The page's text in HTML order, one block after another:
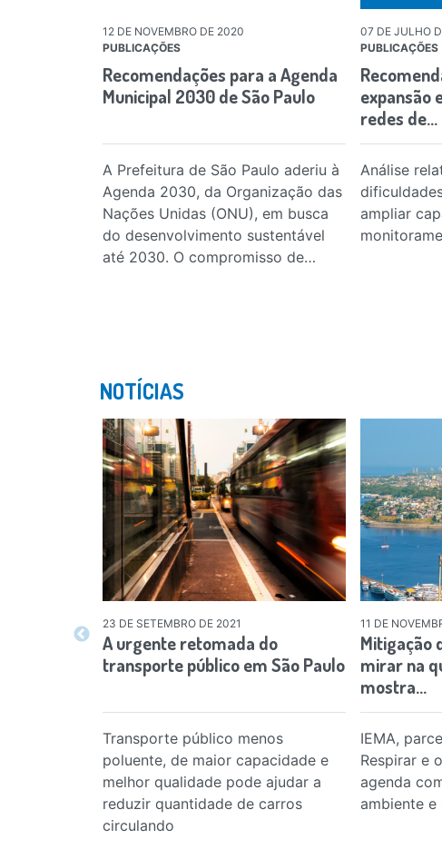
12 DE NOVEMBRO DE 2020
PUBLICAÇÕES
Recomendações para a Agenda
Municipal 2030 de São Paulo
A Prefeitura de São Paulo aderiu à
Agenda 2030, da Organização das
Nações Unidas (ONU), em busca
do desenvolvimento sustentável
até 2030. O compromisso de…
07 DE JULHO
PUBLICAÇÕES
expansão
redes de…
Análise
ampliar
NOTÍCIAS
23 DE SETEMBRO DE 2021
A urgente retomada do
transporte público em São Paulo
Transporte público menos
poluente, de maior capacidade e
melhor qualidade pode ajudar a
reduzir quantidade de carros
circulando
11 DE
Mitigação
mirar na
mostra…
IEMA,
Respirar e
agenda
ambiente e